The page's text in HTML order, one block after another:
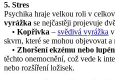
5. Stres
Psychika hraje velkou roli v
vyrážka se nejčastěji projevuje
• Kopřivka – svědivá vyrážka
skvrn, které se mohou objevovat a
• Zhoršení ekzému nebo
těchto onemocnění, což vede k
nebo rozšíření ložisek.